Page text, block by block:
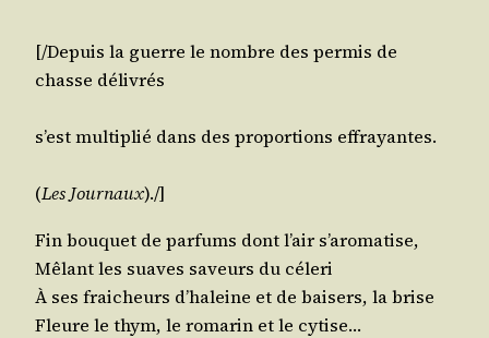
[/​Depuis la guerre le nombre des per­mis de
chasse délivrés
s’est mul­ti­plié dans des pro­por­tions effrayantes.
(Les Jour­naux)./​]
Fin bou­quet de par­fums dont l’air s’aromatise,
Mêlant les suaves saveurs du céleri
À ses frai­cheurs d’haleine et de bai­sers, la brise
Fleure le thym, le roma­rin et le cytise…